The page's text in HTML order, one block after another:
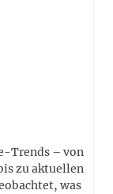
Trends – von
zu aktuellen
was